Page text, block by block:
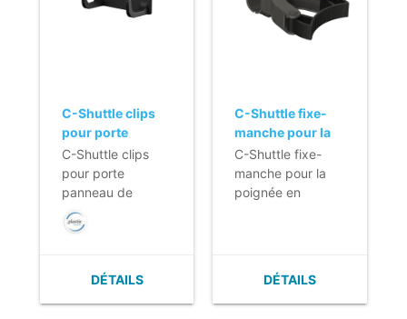
C-Shuttle clips
pour porte
panneau de
sécurité
C-Shuttle clips
pour porte
panneau de
sécurité
DÉTAILS
C-Shuttle fixe-
manche pour la
poignée en
aluminium
C-Shuttle fixe-
manche pour la
poignée en
DÉTAILS